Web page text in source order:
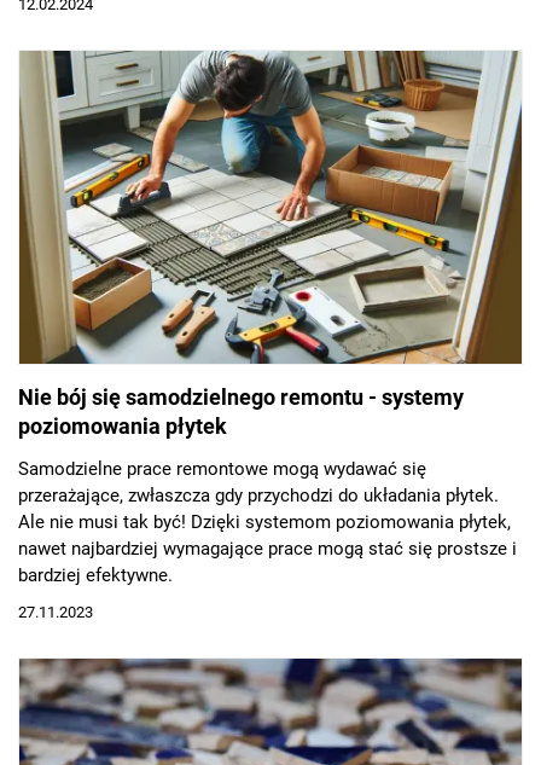
12.02.2024
Nie bój się samodzielnego remontu - systemy
poziomowania płytek
Samodzielne prace remontowe mogą wydawać się
przerażające, zwłaszcza gdy przychodzi do układania płytek.
Ale nie musi tak być! Dzięki systemom poziomowania płytek,
nawet najbardziej wymagające prace mogą stać się prostsze i
bardziej efektywne.
27.11.2023